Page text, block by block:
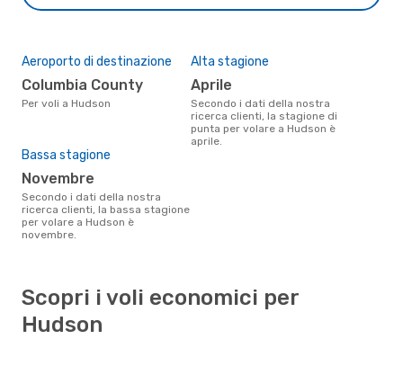
Aeroporto di destinazione
Columbia County
Per voli a Hudson
Alta stagione
aprile
Secondo i dati della nostra
ricerca clienti, la stagione di
punta per volare a Hudson è
aprile.
Bassa stagione
novembre
Secondo i dati della nostra
ricerca clienti, la bassa stagione
per volare a Hudson è
novembre.
Scopri i voli economici per
Hudson